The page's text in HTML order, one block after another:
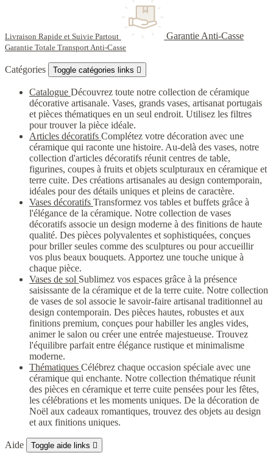
Livraison Rapide et Suivie Partout Garantie Anti-Casse
Garantie Totale Transport Anti-Casse
Catégories Toggle catégories links 
Catalogue Découvrez toute notre collection de céramique
décorative artisanale. Vases, grands vases, artisanat portugais
et pièces thématiques en un seul endroit. Utilisez les filtres
pour trouver la pièce idéale.
Articles décoratifs Complétez votre décoration avec une
céramique qui raconte une histoire. Au-delà des vases, notre
collection d'articles décoratifs réunit centres de table,
figurines, coupes à fruits et objets sculpturaux en céramique et
terre cuite. Des créations artisanales au design contemporain,
idéales pour des détails uniques et pleins de caractère.
Vases décoratifs Transformez vos tables et buffets grâce à
l'élégance de la céramique. Notre collection de vases
décoratifs associe un design moderne à des finitions de haute
qualité. Des pièces polyvalentes et sophistiquées, conçues
pour briller seules comme des sculptures ou pour accueillir
vos plus beaux bouquets. Apportez une touche unique à
chaque pièce.
Vases de sol Sublimez vos espaces grâce à la présence
saisissante de la céramique et de la terre cuite. Notre collection
de vases de sol associe le savoir-faire artisanal traditionnel au
design contemporain. Des pièces hautes, robustes et aux
finitions premium, conçues pour habiller les angles vides,
animer le salon ou créer une entrée majestueuse. Trouvez
l'équilibre parfait entre élégance rustique et minimalisme
moderne.
Thématiques Célébrez chaque occasion spéciale avec une
céramique qui enchante. Notre collection thématique réunit
des pièces en céramique et terre cuite pensées pour les fêtes,
les célébrations et les moments uniques. De la décoration de
Noël aux cadeaux romantiques, trouvez des objets au design
et aux finitions uniques.
Aide Toggle aide links 